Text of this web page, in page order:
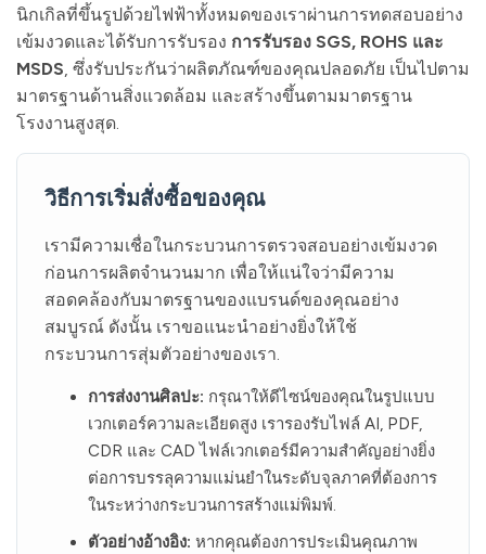
นิกเกิลที่ขึ้นรูปด้วยไฟฟ้าทั้งหมดของเราผ่านการทดสอบอย่าง
เข้มงวดและได้รับการรับรอง การรับรอง SGS, ROHS และ
MSDS, ซึ่งรับประกันว่าผลิตภัณฑ์ของคุณปลอดภัย เป็นไปตาม
มาตรฐานด้านสิ่งแวดล้อม และสร้างขึ้นตามมาตรฐาน
โรงงานสูงสุด.
วิธีการเริ่มสั่งซื้อของคุณ
เรามีความเชื่อในกระบวนการตรวจสอบอย่างเข้มงวด
ก่อนการผลิตจำนวนมาก เพื่อให้แน่ใจว่ามีความ
สอดคล้องกับมาตรฐานของแบรนด์ของคุณอย่าง
สมบูรณ์ ดังนั้น เราขอแนะนำอย่างยิ่งให้ใช้
กระบวนการสุ่มตัวอย่างของเรา.
การส่งงานศิลปะ: กรุณาให้ดีไซน์ของคุณในรูปแบบ
เวกเตอร์ความละเอียดสูง เรารองรับไฟล์ AI, PDF,
CDR และ CAD ไฟล์เวกเตอร์มีความสำคัญอย่างยิ่ง
ต่อการบรรลุความแม่นยำในระดับจุลภาคที่ต้องการ
ในระหว่างกระบวนการสร้างแม่พิมพ์.
ตัวอย่างอ้างอิง: หากคุณต้องการประเมินคุณภาพ